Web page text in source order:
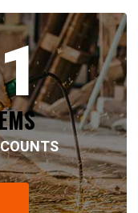
était :
8,000.00 د.ج.
est :